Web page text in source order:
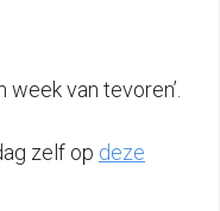
van tevoren’.
zelf op deze